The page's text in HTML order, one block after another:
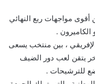
مواجهات ربع النهائي
.
، بين منتخب يسعى
يتقن لعب دور الضيف
للترشيحات .